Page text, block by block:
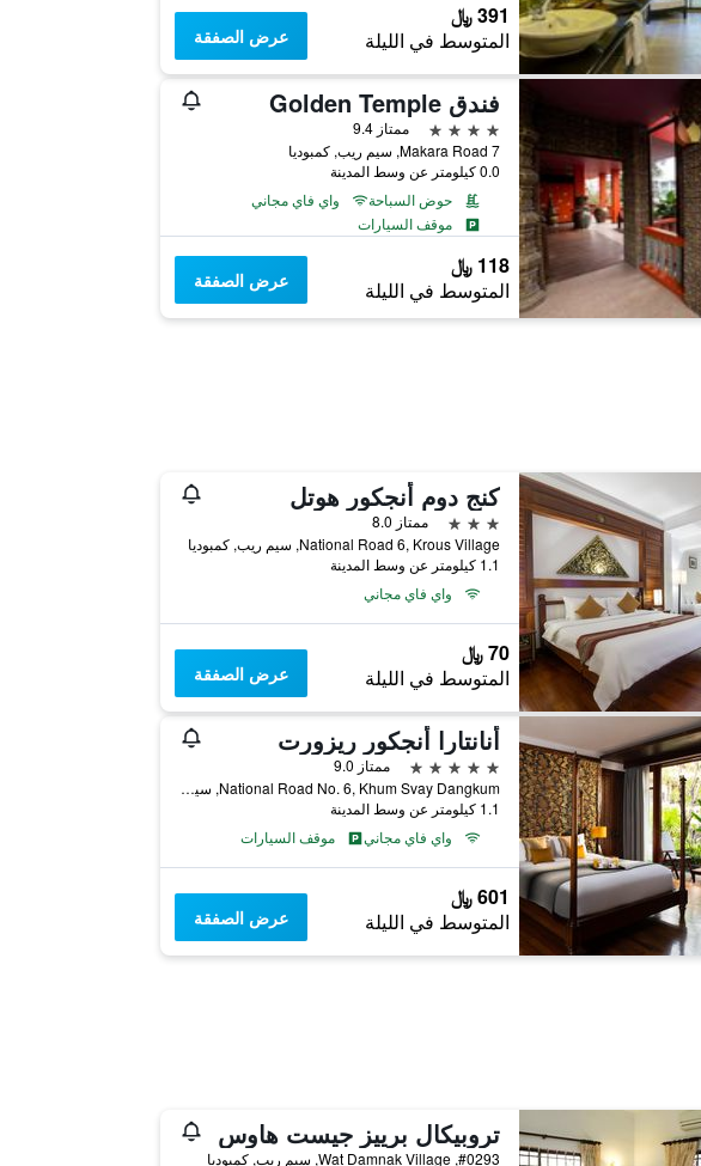
391 ﷼
المتوسط في الليلة عرض الصفقة
فندق Golden Temple
4 نجوم
ممتاز 9.4
7 Makara Road, سيم ريب, كمبوديا
0.0 كيلومتر عن وسط المدينة
حوض السباحة
واي فاي مجاني
موقف السيارات
118 ﷼
المتوسط في الليلة عرض الصفقة
كنج دوم أنجكور هوتل
3 نجوم
ممتاز 8.0
National Road 6, Krous Village, سيم ريب, كمبوديا
1.1 كيلومتر عن وسط المدينة
واي فاي مجاني
70 ﷼
المتوسط في الليلة عرض الصفقة
أنانتارا أنجكور ريزورت
5 نجوم
ممتاز 9.0
National Road No. 6, Khum Svay Dangkum, سيم ريب, كمبوديا
1.1 كيلومتر عن وسط المدينة
واي فاي مجاني
موقف السيارات
601 ﷼
المتوسط في الليلة عرض الصفقة
تروبيكال برييز جيست هاوس
#0293, Wat Damnak Village, سيم ريب, كمبوديا